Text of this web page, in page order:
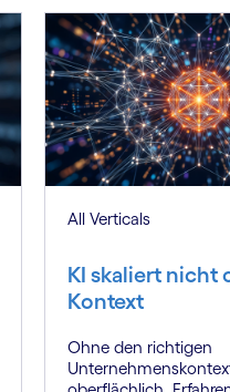
All Verticals
KI skaliert nicht
Kontext
Ohne den richtigen